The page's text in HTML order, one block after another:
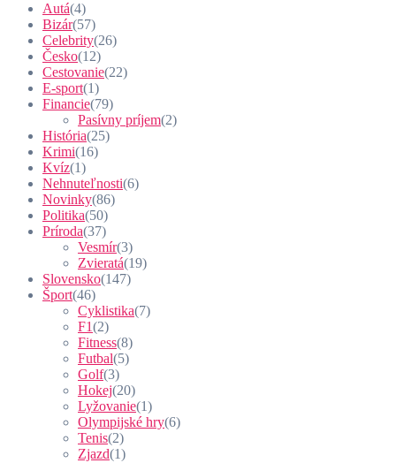
Autá(4)
Bizár(57)
Celebrity(26)
Česko(12)
Cestovanie(22)
E-sport(1)
Financie(79)
Pasívny príjem(2)
História(25)
Krimi(16)
Kvíz(1)
Nehnuteľnosti(6)
Novinky(86)
Politika(50)
Príroda(37)
Vesmír(3)
Zvieratá(19)
Slovensko(147)
Šport(46)
Cyklistika(7)
F1(2)
Fitness(8)
Futbal(5)
Golf(3)
Hokej(20)
Lyžovanie(1)
Olympijské hry(6)
Tenis(2)
Zjazd(1)